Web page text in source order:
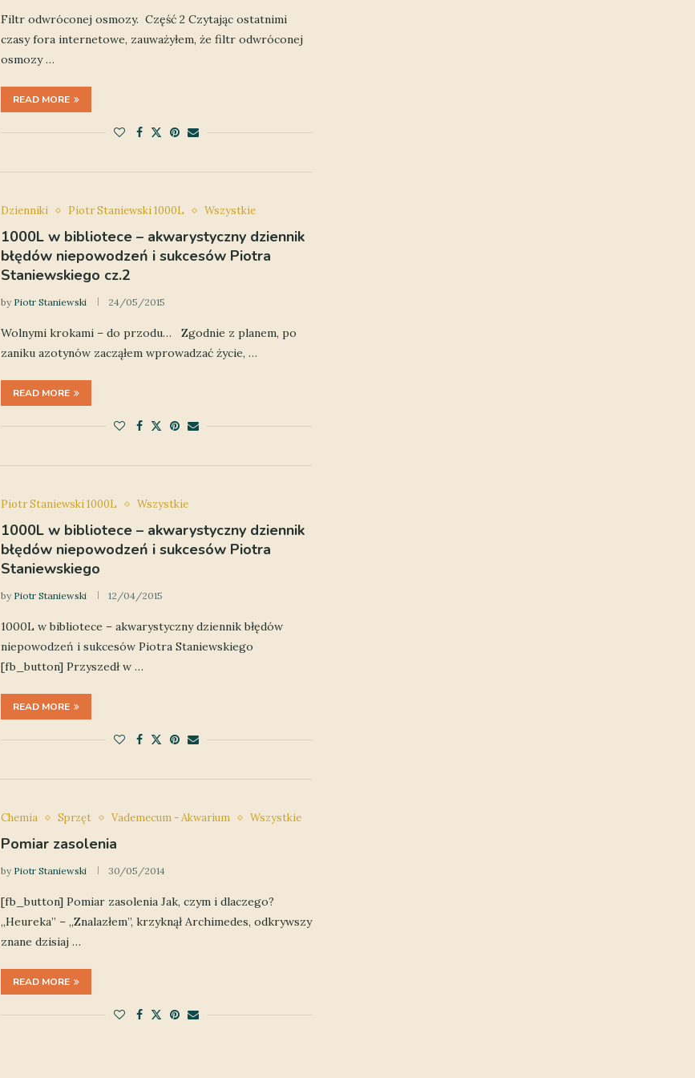
Filtr odwróconej osmozy. Część 2 Czytając ostatnimi
czasy fora internetowe, zauważyłem, że filtr odwróconej
osmozy …
READ MORE
Dzienniki Piotr Staniewski 1000L Wszystkie
1000L w bibliotece – akwarystyczny dziennik
błędów niepowodzeń i sukcesów Piotra
Staniewskiego cz.2
by Piotr Staniewski 24/05/2015
Wolnymi krokami – do przodu… Zgodnie z planem, po
zaniku azotynów zacząłem wprowadzać życie, …
READ MORE
Piotr Staniewski 1000L Wszystkie
1000L w bibliotece – akwarystyczny dziennik
błędów niepowodzeń i sukcesów Piotra
Staniewskiego
by Piotr Staniewski 12/04/2015
1000L w bibliotece – akwarystyczny dziennik błędów
niepowodzeń i sukcesów Piotra Staniewskiego
[fb_button] Przyszedł w …
READ MORE
Chemia Sprzęt Vademecum - Akwarium Wszystkie
Pomiar zasolenia
by Piotr Staniewski 30/05/2014
[fb_button] Pomiar zasolenia Jak, czym i dlaczego?
„Heureka” – „Znalazłem”, krzyknął Archimedes, odkrywszy
znane dzisiaj …
READ MORE